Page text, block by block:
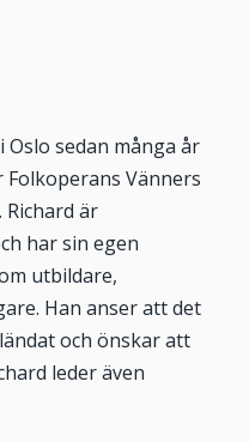
sedan många år
Vänners
Richard är
har sin egen
utbildare,
Han anser att det
och önskar att
leder även